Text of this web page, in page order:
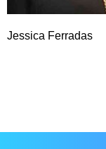
Jessica Ferradas